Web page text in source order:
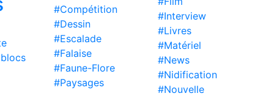
#Compétition
#Dessin
#Escalade
#Falaise
#Faune-Flore
#Paysages
#Interview
#Livres
#Matériel
#News
#Nidification
#Nouvelle